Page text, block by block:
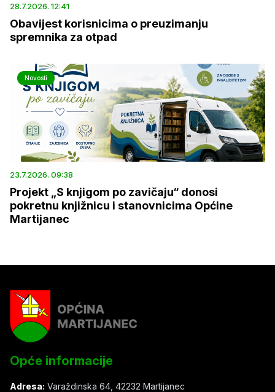
28.7.2026. 12:41
Obavijest korisnicima o preuzimanju
spremnika za otpad
Novosti
23.7.2026. 09:38
Projekt „S knjigom po zavičaju“ donosi
pokretnu knjižnicu i stanovnicima Općine
Martijanec
Opće informacije
Adresa: Varaždinska 64, 42232 Martijanec